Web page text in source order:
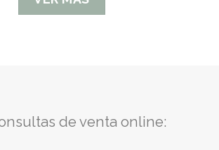
de venta online: